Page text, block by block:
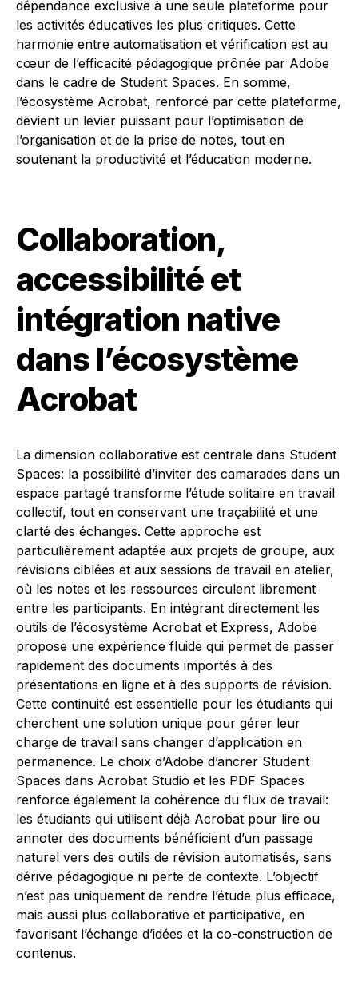
dépendance exclusive à une seule plateforme pour
les activités éducatives les plus critiques. Cette
harmonie entre automatisation et vérification est au
cœur de l’efficacité pédagogique prônée par Adobe
dans le cadre de Student Spaces. En somme,
l’écosystème Acrobat, renforcé par cette plateforme,
devient un levier puissant pour l’optimisation de
l’organisation et de la prise de notes, tout en
soutenant la productivité et l’éducation moderne.
Collaboration,
accessibilité et
intégration native
dans l’écosystème
Acrobat
La dimension collaborative est centrale dans Student
Spaces: la possibilité d’inviter des camarades dans un
espace partagé transforme l’étude solitaire en travail
collectif, tout en conservant une traçabilité et une
clarté des échanges. Cette approche est
particulièrement adaptée aux projets de groupe, aux
révisions ciblées et aux sessions de travail en atelier,
où les notes et les ressources circulent librement
entre les participants. En intégrant directement les
outils de l’écosystème Acrobat et Express, Adobe
propose une expérience fluide qui permet de passer
rapidement des documents importés à des
présentations en ligne et à des supports de révision.
Cette continuité est essentielle pour les étudiants qui
cherchent une solution unique pour gérer leur
charge de travail sans changer d’application en
permanence. Le choix d’Adobe d’ancrer Student
Spaces dans Acrobat Studio et les PDF Spaces
renforce également la cohérence du flux de travail:
les étudiants qui utilisent déjà Acrobat pour lire ou
annoter des documents bénéficient d’un passage
naturel vers des outils de révision automatisés, sans
dérive pédagogique ni perte de contexte. L’objectif
n’est pas uniquement de rendre l’étude plus efficace,
mais aussi plus collaborative et participative, en
favorisant l’échange d’idées et la co-construction de
contenus.